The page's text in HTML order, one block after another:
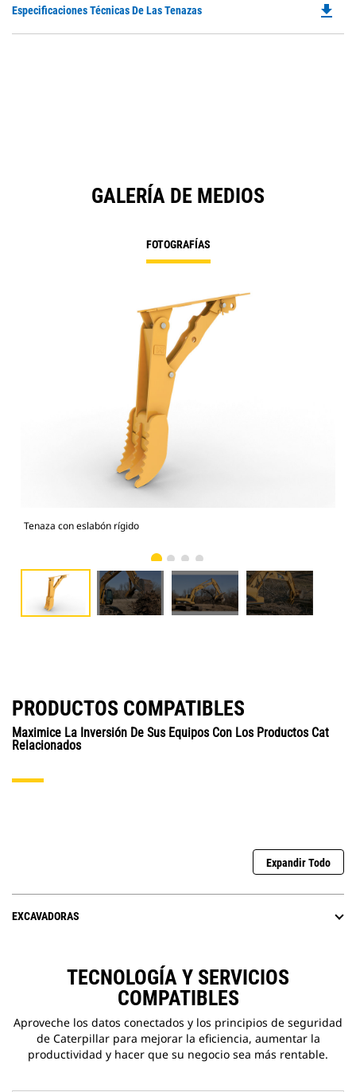
Especificaciones Técnicas De Las Tenazas file_download
GALERÍA DE MEDIOS
FOTOGRAFÍAS
Tenaza con eslabón rígido
PRODUCTOS COMPATIBLES
Maximice La Inversión De Sus Equipos Con Los Productos Cat
Relacionados
Expandir Todo
EXCAVADORAS
TECNOLOGÍA Y SERVICIOS
COMPATIBLES
Aproveche los datos conectados y los principios de seguridad
de Caterpillar para mejorar la eficiencia, aumentar la
productividad y hacer que su negocio sea más rentable.